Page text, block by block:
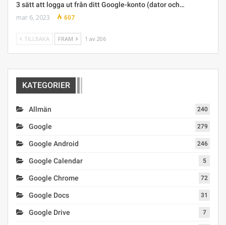
3 sätt att logga ut från ditt Google-konto (dator och…
mar 6, 2023 607
TILLBAKA FRAM 1 av 206
KATEGORIER
Allmän 240
Google 279
Google Android 246
Google Calendar 5
Google Chrome 72
Google Docs 31
Google Drive 7